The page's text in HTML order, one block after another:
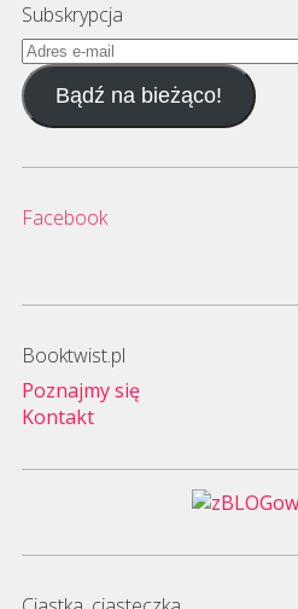
Subskrypcja
Adres
e-
mailBądź na bieżąco!
Facebook
Booktwist.pl
Poznajmy się
Kontakt